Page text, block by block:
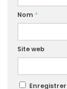
Nom *
Site web